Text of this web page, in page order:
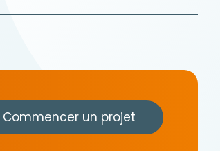
Commencer un projet